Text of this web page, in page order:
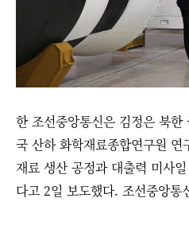
한 조선중앙통신은 김정은 북
국 산하 화학재료종합연구원
재료 생산 공정과 대출력 미사
다고 2일 보도했다. 조선중앙통